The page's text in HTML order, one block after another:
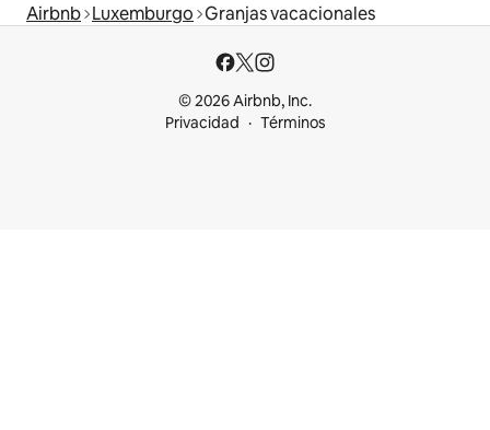
Airbnb Luxemburgo Granjas vacacionales
© 2026 Airbnb, Inc.
Privacidad
Términos